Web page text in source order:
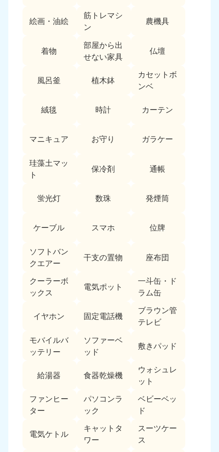
絵画・油絵
筋トレマシ
ン
農機具
着物
部屋から出
せない家具
仏壇
風呂釜 植木鉢
カセットボ
ンベ
絨毯 時計 カーテン
マニキュア お守り ガラケー
珪藻土マッ
ト
保冷剤 通帳
蛍光灯 数珠 発煙筒
ケーブル スマホ 位牌
ソフトバン
クエアー
干支の置物 座布団
クーラーボ
ックス
電気ポット
一斗缶・ド
ラム缶
イヤホン 固定電話機
ブラウン管
テレビ
モバイルバ
ッテリー
ソファーベ
ッド
敷きパッド
給湯器 食器乾燥機
ウォシュレ
ット
ファンヒー
ター
パソコンラ
ック
ベビーベッ
ド
電気ケトル
キャットタ
ワー
スーツケー
ス
島根県
050-1881-5145
四国
香川県
050-1880-9899
徳島県
050-1880-9898
9:00〜19:00 年中無休 9:00〜19:00 年中無休
9:00〜19:00 年中無休 9:00〜19:00 年中無休
長崎県
050-1880-9891
鹿児島県
050-1880-9889
大分県
050-1880-9893
9:00〜19:00 年中無休
050-1880-9890
9:00〜19:00 年中無休
050-1880-9892
沖縄県
050-1880-9887